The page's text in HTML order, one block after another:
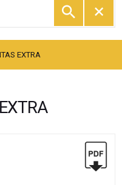
EXTRA